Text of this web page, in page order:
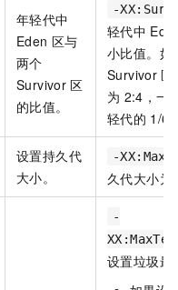
年轻代中
Eden 区与
两个
Survivor 区
的比值。
-
轻代中
小比值。如
Survivor 区
为 2:4，一
轻代的 1/6
设置持久代
大小。
-
久代大小为
-
设置垃圾最